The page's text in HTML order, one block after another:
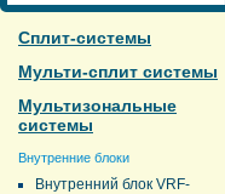
Сплит-системы
Мульти-сплит системы
Мультизональные
системы
Внутренние блоки
Внутренний блок VRF-